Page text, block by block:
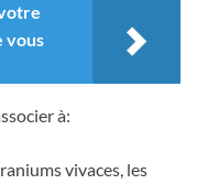
vous
à:
vivaces, les